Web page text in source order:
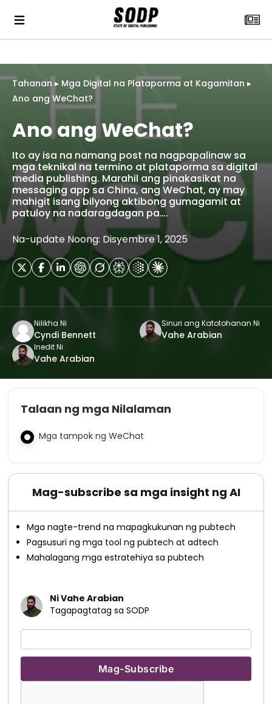
Tahanan ▸ Mga Digital na Plataporma at Kagamitan ▸
Ano ang WeChat?
Ano ang WeChat?
Ito ay isa na namang post na nagpapalinaw sa
mga teknikal na termino at plataporma sa digital
media publishing. Marahil ang pinakasikat na
messaging app sa China, ang WeChat, ay may
mahigit isang bilyong aktibong gumagamit at
patuloy na nadaragdagan pa….
Na-update Noong: Disyembre 1, 2025
Nilikha Ni
Cyndi Bennett
Sinuri ang Katotohanan Ni
Vahe Arabian
Inedit Ni
Vahe Arabian
Talaan ng mga Nilalaman
Mga tampok ng WeChat
Mag-subscribe sa mga insight ng AI
Mga nagte-trend na mapagkukunan ng pubtech
Pagsusuri ng mga tool ng pubtech at adtech
Mahalagang mga estratehiya sa pubtech
Ni Vahe Arabian
Tagapagtatag sa SODP